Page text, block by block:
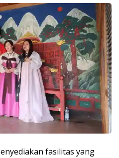
fasilitas yang